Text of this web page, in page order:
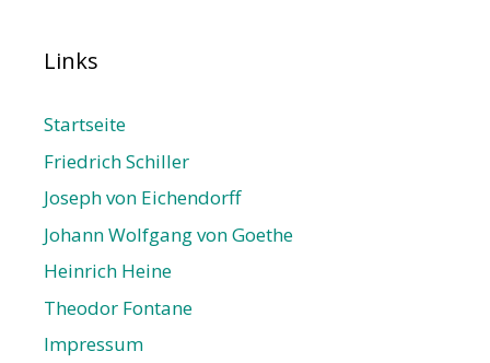
Links
Startseite
Friedrich Schiller
Joseph von Eichendorff
Johann Wolfgang von Goethe
Heinrich Heine
Theodor Fontane
Impressum